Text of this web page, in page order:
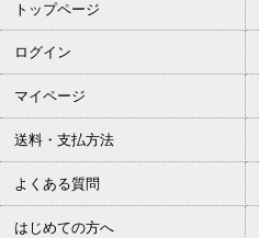
トップページ
ログイン
マイページ
送料・支払方法
よくある質問
はじめての方へ